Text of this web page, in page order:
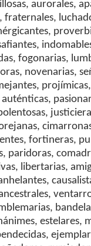
aurorales,
fogonarias,
novenarias,
fortineras,
paridoras,
libertarias,
estelares,